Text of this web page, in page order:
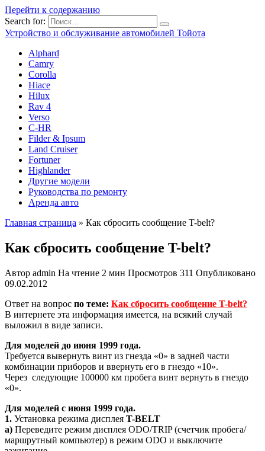
Перейти к содержанию
Search for:
Устройство и обслуживание автомобилей Тойота
Alphard
Camry
Corolla
Hiace
Hilux
Rav 4
Verso
C-HR
Filder & Ipsum
Land Cruiser
Fortuner
Highlander
Другие модели
Руководства по ремонту
Аренда авто
Главная страница » Как сбросить сообщение T-belt?
Как сбросить сообщение T-belt?
Автор admin На чтение 2 мин Просмотров 311 Опубликовано
09.02.2012
Ответ на вопрос по теме: Как сбросить сообщение T-belt?
В интернете эта информация имеется, на всякий случай
выложил в виде записи.
Для моделей до июня 1999 года.
Требуется вывернуть винт из гнезда «0» в задней части
комбинации приборов и ввернуть его в гнездо «10».
Через следующие 100000 км пробега винт вернуть в гнездо
«0».
Для моделей с июня 1999 года.
1. Установка режима дисплея T-BELT
а) Переведите режим дисплея ODO/TRIP (счетчик пробега/
маршрутный компьютер) в режим ODO и выключите